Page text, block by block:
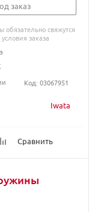
Iwata
Сравнить
заказ
свяжутся
заказа
Код: 03067951